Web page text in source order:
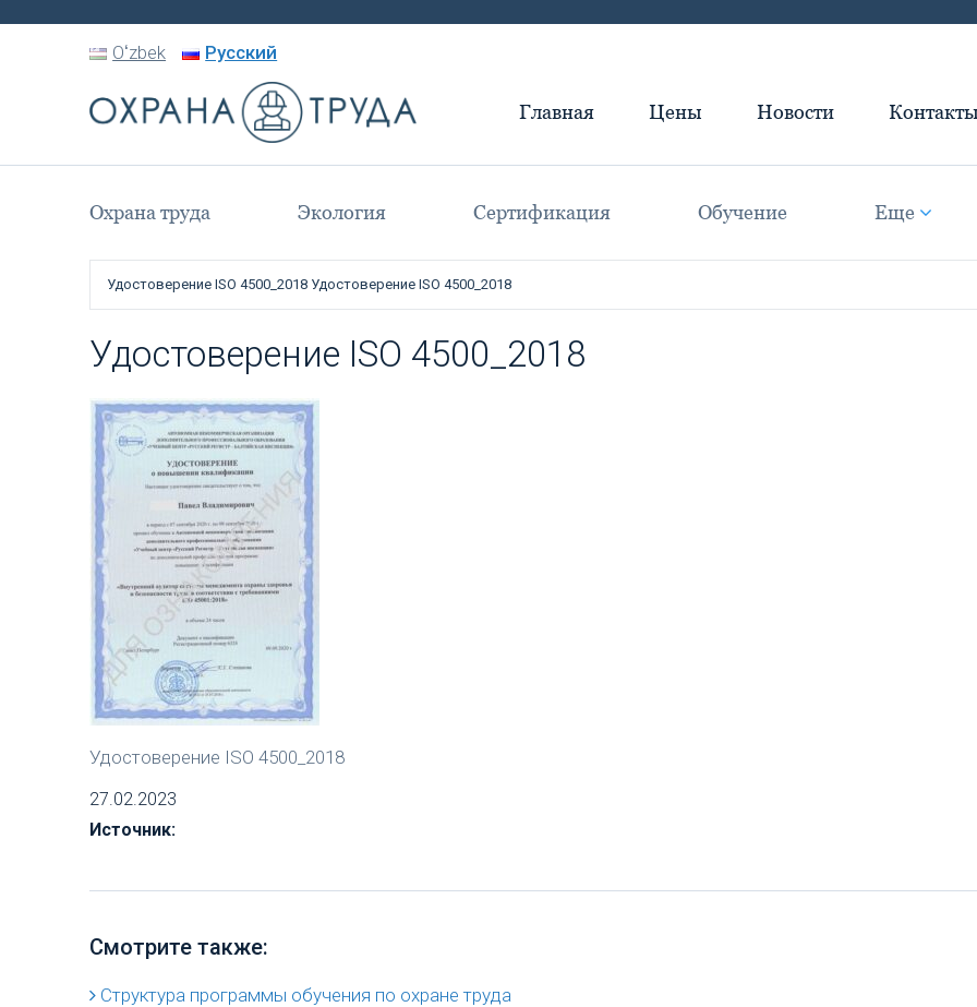
Oʻzbek Русский
Главная Цены Новости
Охрана труда Экология Cертификация Обучение Еще
Удостоверение ISO 4500_2018 Удостоверение ISO 4500_2018
Удостоверение ISO 4500_2018
Удостоверение ISO 4500_2018
27.02.2023
Источник:
Смотрите также:
Структура программы обучения по охране труда